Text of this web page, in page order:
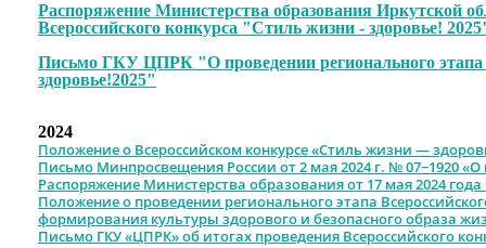
Распоряжение Министерства образования Иркутской
Всероссийского конкурса "Стиль жизни - здоровье!
Письмо ГКУ ЦПРК "О проведении регионального этапа
здоровье!2025"
2024
Положение о Всероссийском конкурсе «Стиль жизни —
Письмо Минпросвещения России от 2 мая 2024 г. № 07−1920 «О
Распоряжение Министерства образования от 17 мая 2024
Положение о проведении регионального этапа
формирования культуры здорового и безопасного образа
Письмо ГКУ «ЦПРК» об итогах проведения Всероссийского